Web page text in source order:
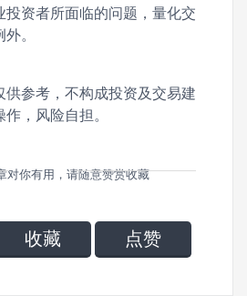
投资者所面临的问题，量化交
。
供参考，不构成投资及交易建
，风险自担。
对你有用，请随意赞赏收藏
收藏 点赞